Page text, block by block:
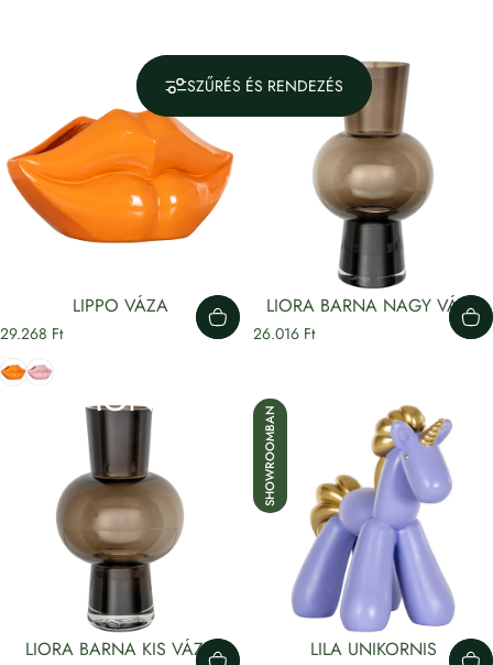
RICHMOND INTERIORS
SZŰRÉS ÉS RENDEZÉS
LIPPO VÁZA
29.268 Ft
NarancsRózsaszín
LIORA BARNA NAGY VÁZA
26.016 Ft
LIORA BARNA KIS VÁZA
SHOWROOMBAN
LILA UNIKORNIS